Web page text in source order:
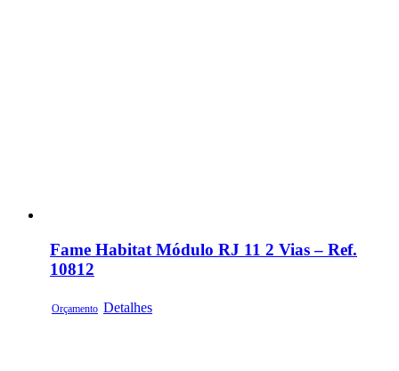
Fame Habitat Módulo RJ 11 2 Vias – Ref.
10812
Orçamento Detalhes